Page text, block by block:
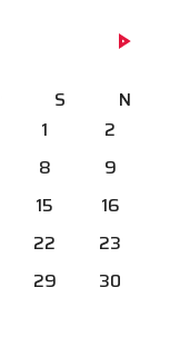
S
N
1
2
8
9
15
16
22
23
29
30